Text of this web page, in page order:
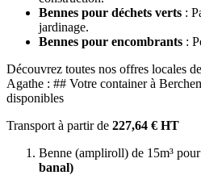
Bennes pour déchets verts :
jardinage.
Bennes pour encombrants :
Découvrez toutes nos offres locales
Agathe : ## Votre container à
disponibles
Transport à partir de 227,64 € HT
Benne (ampliroll) de 15m³ pour
banal)